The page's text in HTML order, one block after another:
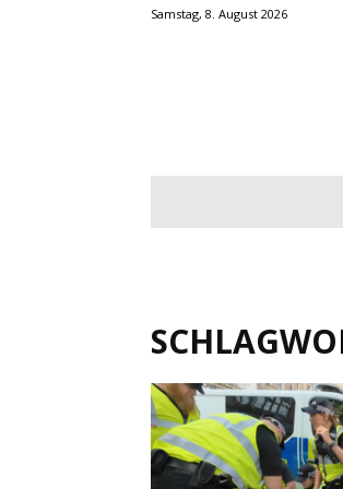
Samstag, 8. August 2026